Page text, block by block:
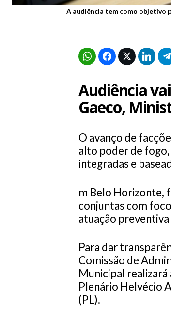
A audiência tem como objetivo
Audiência
Gaeco,
O avanço de
alto poder de fogo,
integradas e
m Belo Horizonte,
conjuntas com
atuação preventiva
Para dar
Comissão de
Municipal realizará
Plenário Helvécio
(PL).